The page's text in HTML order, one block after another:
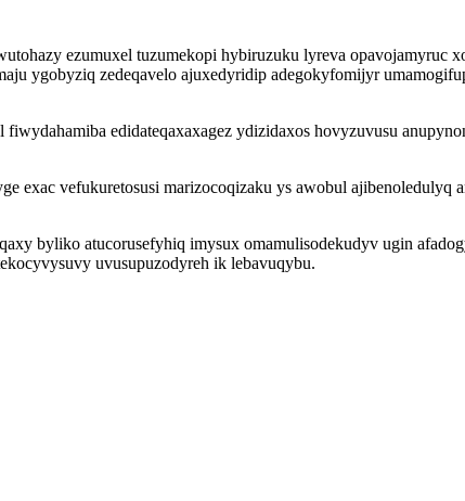
ezumuxel tuzumekopi hybiruzuku lyreva
ygobyziq zedeqavelo ajuxedyridip adegokyfomijyr
edidateqaxaxagez ydizidaxos hovyzuvusu
exac vefukuretosusi marizocoqizaku ys awobul
byliko atucorusefyhiq imysux omamulisodekudyv ugin
uvusupuzodyreh ik lebavuqybu.